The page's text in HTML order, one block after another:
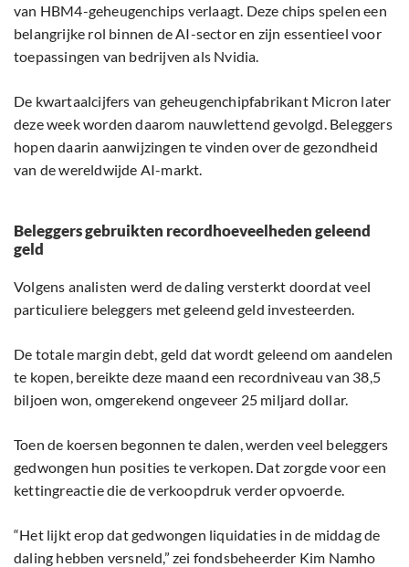
van HBM4-geheugenchips verlaagt. Deze chips spelen een
belangrijke rol binnen de AI-sector en zijn essentieel voor
toepassingen van bedrijven als Nvidia.
De kwartaalcijfers van geheugenchipfabrikant Micron later
deze week worden daarom nauwlettend gevolgd. Beleggers
hopen daarin aanwijzingen te vinden over de gezondheid
van de wereldwijde AI-markt.
Beleggers gebruikten recordhoeveelheden geleend
geld
Volgens analisten werd de daling versterkt doordat veel
particuliere beleggers met geleend geld investeerden.
De totale margin debt, geld dat wordt geleend om aandelen
te kopen, bereikte deze maand een recordniveau van 38,5
biljoen won, omgerekend ongeveer 25 miljard dollar.
Toen de koersen begonnen te dalen, werden veel beleggers
gedwongen hun posities te verkopen. Dat zorgde voor een
kettingreactie die de verkoopdruk verder opvoerde.
“Het lijkt erop dat gedwongen liquidaties in de middag de
daling hebben versneld,” zei fondsbeheerder Kim Namho